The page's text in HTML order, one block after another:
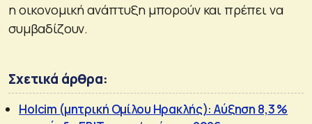
η οικονομική ανάπτυξη μπορούν και πρέπει να
συμβαδίζουν.
Σχετικά άρθρα:
Holcim (μητρική Ομίλου Ηρακλής): Αύξηση 8,3 %